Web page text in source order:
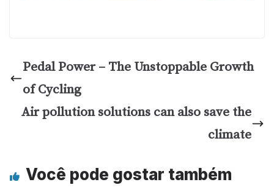
Pedal Power – The Unstoppable Growth
of Cycling
Air pollution solutions can also save the
climate
Você pode gostar também